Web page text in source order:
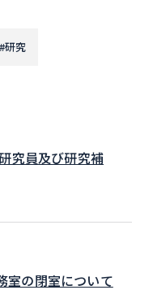
#研究
究員及び研究補
室の閉室について